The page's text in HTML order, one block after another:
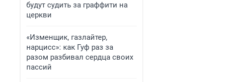
будут судить за граффити на
церкви
«Изменщик, газлайтер,
нарцисс»: как Гуф раз за
разом разбивал сердца своих
пассий